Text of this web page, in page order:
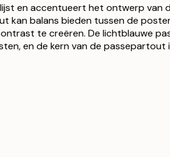
en accentueert het ontwerp van
kan balans bieden tussen de
te creëren. De lichtblauwe
en de kern van de passepartout